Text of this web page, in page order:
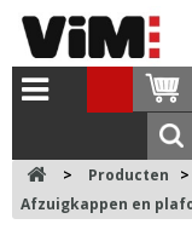
> Producten >
Afzuigkappen en